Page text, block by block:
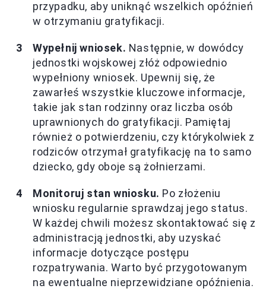
przypadku, aby uniknąć wszelkich opóźnień
w otrzymaniu gratyfikacji.
Wypełnij wniosek. Następnie, w dowódcy
jednostki wojskowej złóż odpowiednio
wypełniony wniosek. Upewnij się, że
zawarłeś wszystkie kluczowe informacje,
takie jak stan rodzinny oraz liczba osób
uprawnionych do gratyfikacji. Pamiętaj
również o potwierdzeniu, czy którykolwiek z
rodziców otrzymał gratyfikację na to samo
dziecko, gdy oboje są żołnierzami.
Monitoruj stan wniosku. Po złożeniu
wniosku regularnie sprawdzaj jego status.
W każdej chwili możesz skontaktować się z
administracją jednostki, aby uzyskać
informacje dotyczące postępu
rozpatrywania. Warto być przygotowanym
na ewentualne nieprzewidziane opóźnienia.